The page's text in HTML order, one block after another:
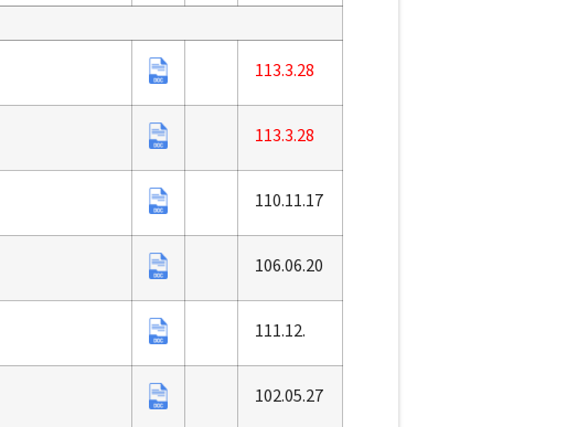
113.3.28
113.3.28
110.11.17
106.06.20
111.12.
102.05.27